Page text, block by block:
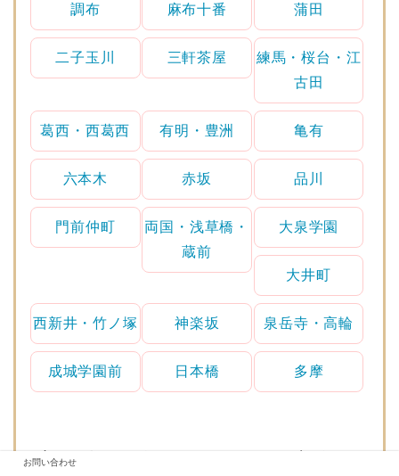
調布 麻布十番 蒲田
二子玉川 三軒茶屋
練馬・桜台・江
古田
葛西・西葛西 有明・豊洲 亀有
六本木 赤坂 品川
門前仲町
両国・浅草橋・
蔵前
大泉学園
大井町
西新井・竹ノ塚 神楽坂 泉岳寺・高輪
成城学園前 日本橋 多摩
高田馬場・目白のおすすめサロン(部位
お問い合わせ